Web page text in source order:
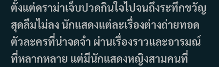
ตั้งแต่ดราม่าเจ็บปวดกินใจไปจนถึงระทึกขวัญ
สุดลืมไม่ลง นักแสดงแต่ละเรื่องต่างถ่ายทอด
ตัวละครที่น่าจดจำ ผ่านเรื่องราวและอารมณ์
ที่หลากหลาย แต่มีนักแสดงหญิงสามคนที่